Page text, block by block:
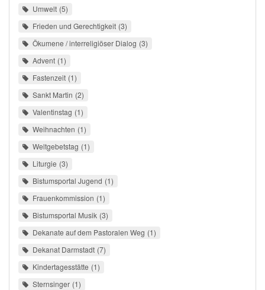
Umwelt 5
Frieden und Gerechtigkeit 3
Ökumene / interreligiöser Dialog 3
Advent 1
Fastenzeit 1
Sankt Martin 2
Valentinstag 1
Weihnachten 1
Weltgebetstag 1
Liturgie 3
Bistumsportal Jugend 1
Frauenkommission 1
Bistumsportal Musik 3
Dekanate auf dem Pastoralen Weg 1
Dekanat Darmstadt 7
Kindertagesstätte 1
Sternsinger 1